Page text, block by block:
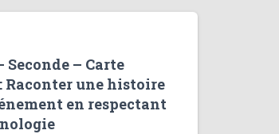
Seconde – Carte
Raconter une histoire
en respectant